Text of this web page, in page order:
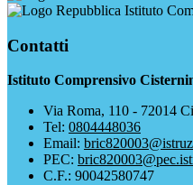
Istituto
Contatti
Istituto Comprensivo
Via Roma, 110 - 72014
Tel: 0804448036
Email:
PEC:
C.F.: 90042580747